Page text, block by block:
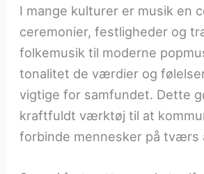
I mange kulturer er musik en
ceremonier, festligheder og
folkemusik til moderne
tonalitet de værdier og
vigtige for samfundet. Dette
kraftfuldt værktøj til at
forbinde mennesker på tværs